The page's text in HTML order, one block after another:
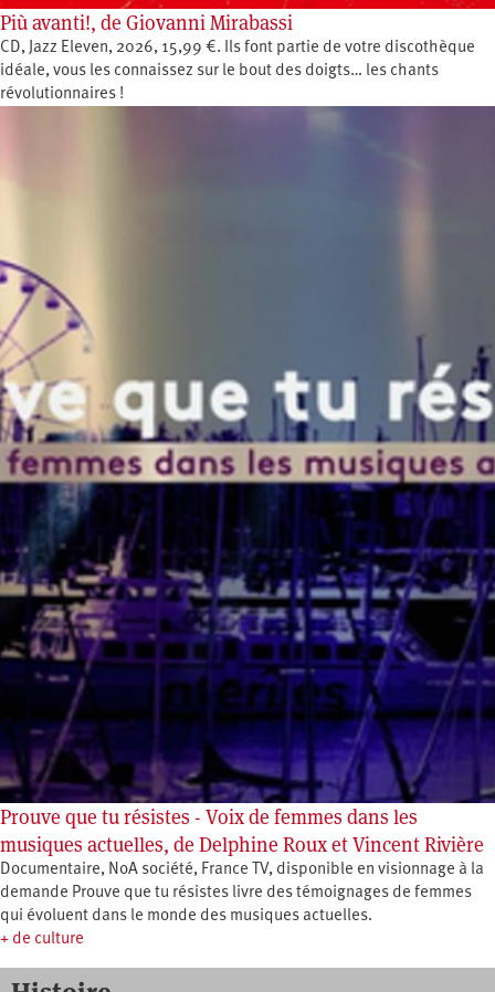
Più avanti!, de Giovanni Mirabassi
CD, Jazz Eleven, 2026, 15,99 €. Ils font partie de votre discothèque
idéale, vous les connaissez sur le bout des doigts… les chants
révolutionnaires !
Prouve que tu résistes - Voix de femmes dans les
musiques actuelles, de Delphine Roux et Vincent Rivière
Documentaire, NoA société, France TV, disponible en visionnage à la
demande Prouve que tu résistes livre des témoignages de femmes
qui évoluent dans le monde des musiques actuelles.
+ de culture